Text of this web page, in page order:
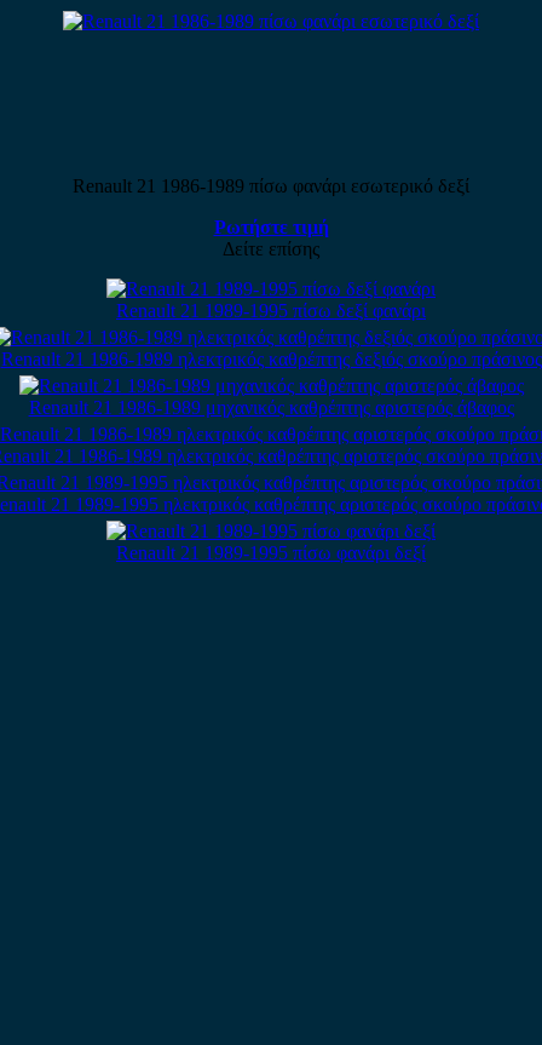
Renault 21 1986-1989 πίσω φανάρι εσωτερικό δεξί
Ρωτήστε τιμή
Δείτε επίσης
Renault 21 1989-1995 πίσω δεξί φανάρι
Renault 21 1986-1989 ηλεκτρικός καθρέπτης δεξιός σκούρο πράσινος
Renault 21 1986-1989 μηχανικός καθρέπτης αριστερός άβαφος
21 1986-1989 ηλεκτρικός καθρέπτης αριστερός σκούρο
21 1989-1995 ηλεκτρικός καθρέπτης αριστερός σκούρο
Renault 21 1989-1995 πίσω φανάρι δεξί